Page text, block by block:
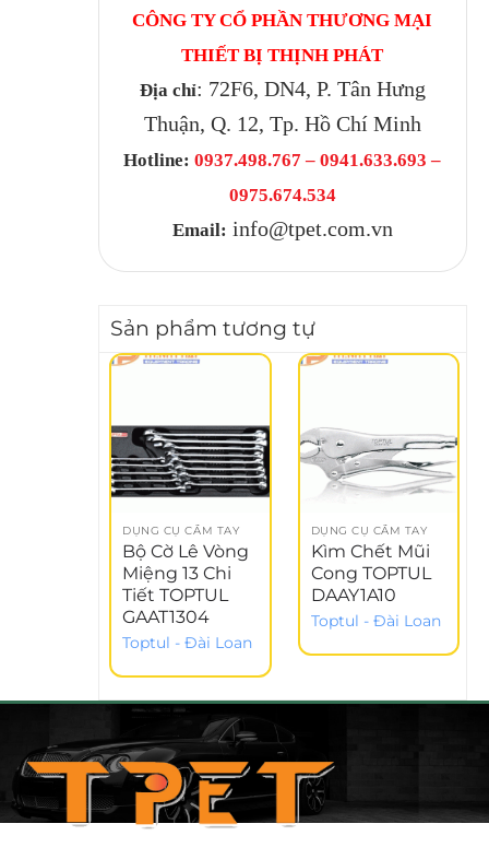
CÔNG TY CỔ PHẦN THƯƠNG MẠI
THIẾT BỊ THỊNH PHÁT
Địa chỉ: 72F6, DN4, P. Tân Hưng
Thuận, Q. 12, Tp. Hồ Chí Minh
Hotline: 0937.498.767 – 0941.633.693 –
0975.674.534
Email: info@tpet.com.vn
Sản phẩm tương tự
DỤNG CỤ CẦM TAY
Bộ Cờ Lê Vòng
Miệng 13 Chi
Tiết TOPTUL
GAAT1304
Toptul - Đài Loan
DỤNG CỤ CẦM TAY
Kìm Chết Mũi
Cong TOPTUL
DAAY1A10
Toptul - Đài Loan